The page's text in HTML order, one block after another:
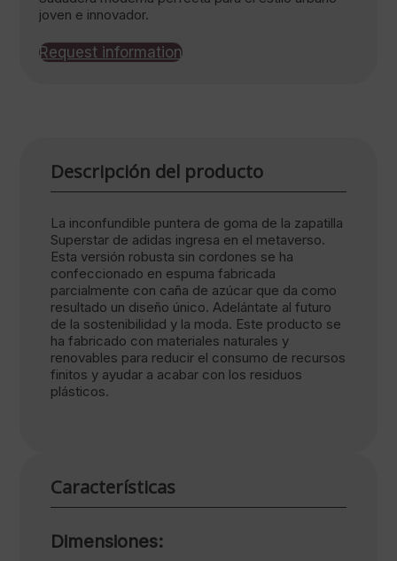
joven e innovador.
Request information
Descripción del producto
La inconfundible puntera de goma de la zapatilla
Superstar de adidas ingresa en el metaverso.
Esta versión robusta sin cordones se ha
confeccionado en espuma fabricada
parcialmente con caña de azúcar que da como
resultado un diseño único. Adelántate al futuro
de la sostenibilidad y la moda. Este producto se
ha fabricado con materiales naturales y
renovables para reducir el consumo de recursos
finitos y ayudar a acabar con los residuos
plásticos.
Características
Dimensiones: